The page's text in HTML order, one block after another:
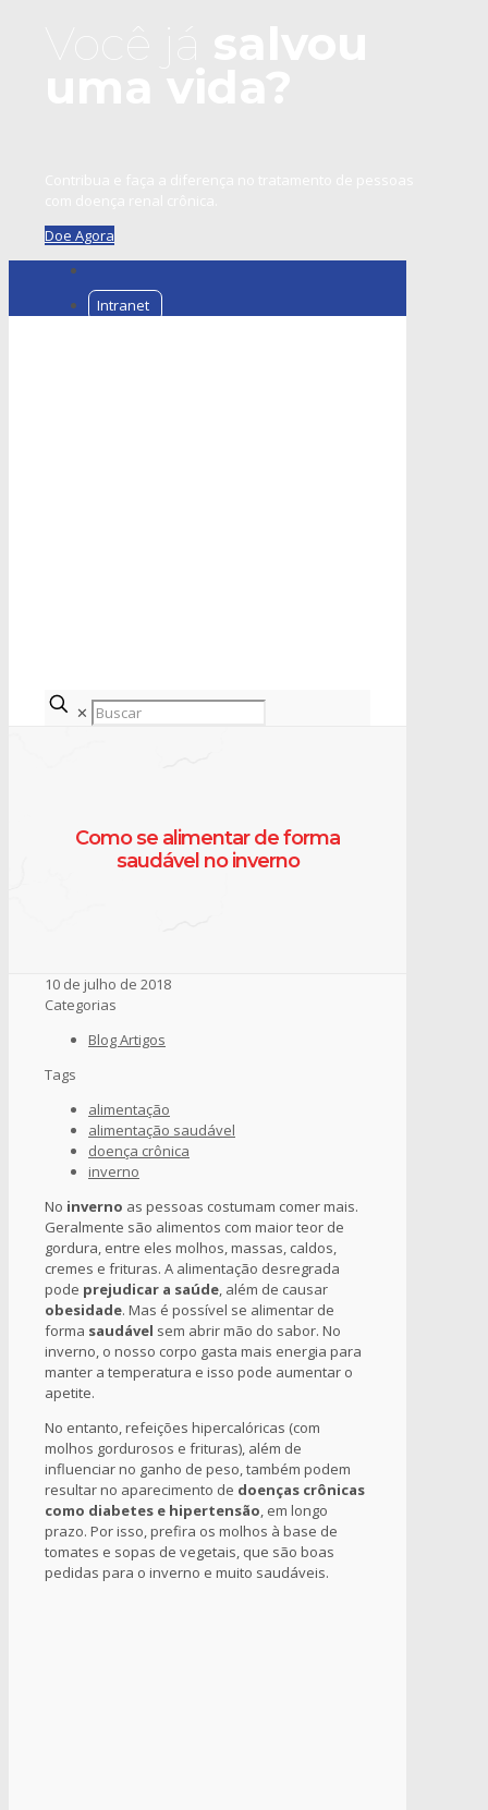
Doe Agora
Intranet
✕
Como se alimentar de forma
saudável no inverno
10 de julho de 2018
Categorias
Blog Artigos
Tags
alimentação
alimentação saudável
doença crônica
inverno
No inverno as pessoas costumam comer mais.
Geralmente são alimentos com maior teor de
gordura, entre eles molhos, massas, caldos,
cremes e frituras. A alimentação desregrada
pode prejudicar a saúde, além de causar
obesidade. Mas é possível se alimentar de
forma saudável sem abrir mão do sabor. No
inverno, o nosso corpo gasta mais energia para
manter a temperatura e isso pode aumentar o
apetite.
No entanto, refeições hipercalóricas (com
molhos gordurosos e frituras), além de
influenciar no ganho de peso, também podem
resultar no aparecimento de doenças crônicas
como diabetes e hipertensão, em longo
prazo. Por isso, prefira os molhos à base de
tomates e sopas de vegetais, que são boas
pedidas para o inverno e muito saudáveis.